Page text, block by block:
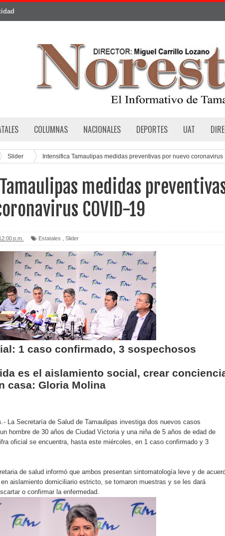
COLUMNAS NACIONALES DEPORTES UAT
Slider
Intensifica Tamaulipas medidas preventivas por nuevo coronavirus
medidas
COVID-19
p.m. Estatales Slider
1 caso confirmado, 3 sospechosos
es el aislamiento social, crear
casa: Gloria Molina
La Secretaría de Salud de Tamaulipas investiga dos nuevos casos
hombre de 30 años de Ciudad Victoria y una niña de 5 años de edad de
oficial se encuentra, hasta este miércoles, en 1 caso confirmado y 3
de salud informó que ambos presentan sintomatología leve y de
aislamiento domiciliario estricto, se tomaron muestras y se les dará
o confirmar la enfermedad.